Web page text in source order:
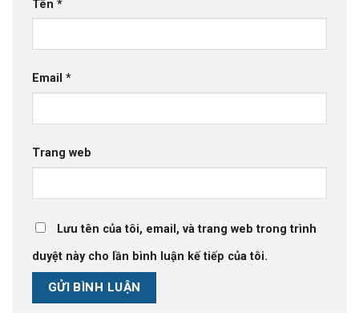
Tên *
Email *
Trang web
Lưu tên của tôi, email, và trang web trong trình
duyệt này cho lần bình luận kế tiếp của tôi.